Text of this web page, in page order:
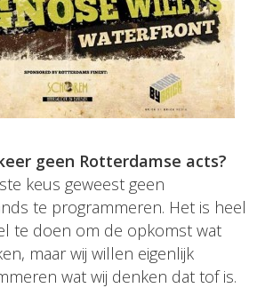
geen Rotterdamse acts?
keus geweest geen
te programmeren. Het is heel
te doen om de opkomst wat
maar wij willen eigenlijk
wat wij denken dat tof is.